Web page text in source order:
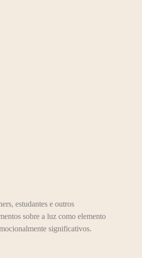
estudantes e outros
sobre a luz como elemento
significativos.